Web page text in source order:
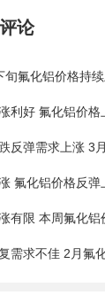
论
铝价格持续上调
旬氟化铝价格持
利好 氟化铝价格
氟化铝价格反弹
有限 本周氟化铝